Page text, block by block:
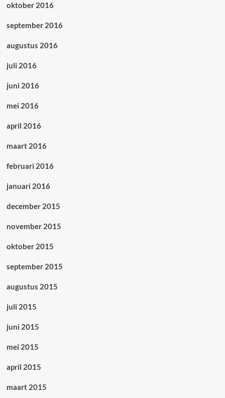
oktober 2016
september 2016
augustus 2016
juli 2016
juni 2016
mei 2016
april 2016
maart 2016
februari 2016
januari 2016
december 2015
november 2015
oktober 2015
september 2015
augustus 2015
juli 2015
juni 2015
mei 2015
april 2015
maart 2015